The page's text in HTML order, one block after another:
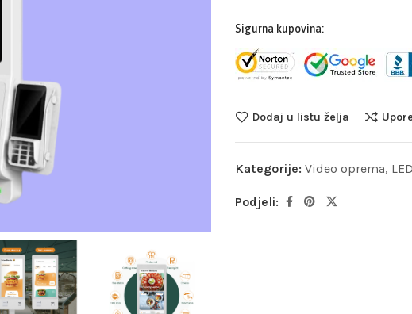
Sigurna kupovina:
Dodaj u listu želja
Kategorije: Video oprema,
Podjeli: